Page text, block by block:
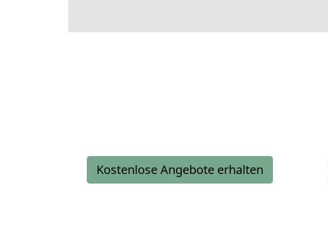
Kostenlose Angebote erhalten